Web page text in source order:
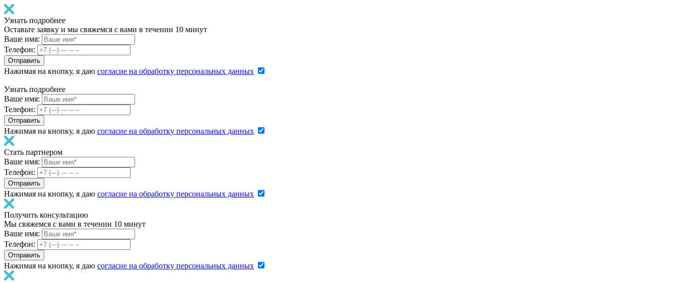
Узнать подробнее
Оставьте заявку и мы свяжемся с вами в течении 10 минут
Ваше имя:
Телефон:
Нажимая на кнопку, я даю согласие на обработку персональных данных
Узнать подробнее
Ваше имя:
Телефон:
Нажимая на кнопку, я даю согласие на обработку персональных данных
Стать партнером
Ваше имя:
Телефон:
Нажимая на кнопку, я даю согласие на обработку персональных данных
Получить консультацию
Мы свяжемся с вами в течении 10 минут
Ваше имя:
Телефон:
Нажимая на кнопку, я даю согласие на обработку персональных данных